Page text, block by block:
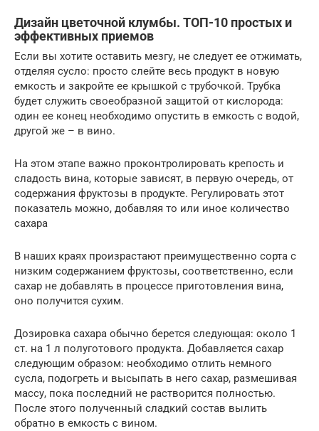
Дизайн цветочной клумбы. ТОП-10 простых и
эффективных приемов
Если вы хотите оставить мезгу, не следует ее отжимать,
отделяя сусло: просто слейте весь продукт в новую
емкость и закройте ее крышкой с трубочкой. Трубка
будет служить своеобразной защитой от кислорода:
один ее конец необходимо опустить в емкость с водой,
другой же – в вино.
На этом этапе важно проконтролировать крепость и
сладость вина, которые зависят, в первую очередь, от
содержания фруктозы в продукте. Регулировать этот
показатель можно, добавляя то или иное количество
сахара
В наших краях произрастают преимущественно сорта с
низким содержанием фруктозы, соответственно, если
сахар не добавлять в процессе приготовления вина,
оно получится сухим.
Дозировка сахара обычно берется следующая: около 1
ст. на 1 л полуготового продукта. Добавляется сахар
следующим образом: необходимо отлить немного
сусла, подогреть и высыпать в него сахар, размешивая
массу, пока последний не растворится полностью.
После этого полученный сладкий состав вылить
обратно в емкость с вином.